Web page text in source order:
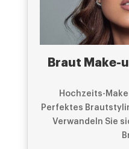
Braut Make-
Hochzeits-
Perfektes
Verwandeln Sie